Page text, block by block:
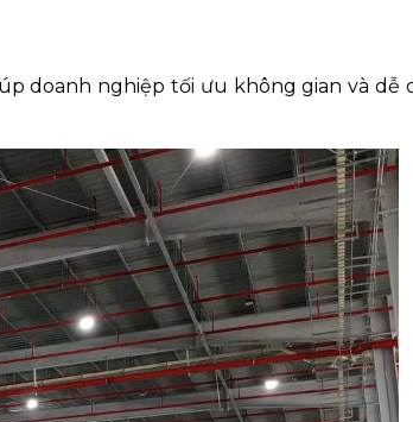
doanh nghiệp tối ưu không gian và dễ